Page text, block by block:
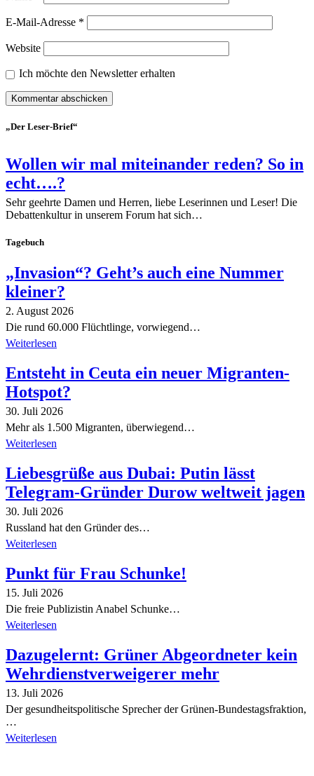
E-Mail-Adresse *
Website
Ich möchte den Newsletter erhalten
„Der Leser-Brief“
Wollen wir mal miteinander reden? So in
echt….?
Sehr geehrte Damen und Herren, liebe Leserinnen und Leser! Die
Debattenkultur in unserem Forum hat sich…
Tagebuch
„Invasion“? Geht’s auch eine Nummer
kleiner?
2. August 2026
Die rund 60.000 Flüchtlinge, vorwiegend…
Weiterlesen
Entsteht in Ceuta ein neuer Migranten-
Hotspot?
30. Juli 2026
Mehr als 1.500 Migranten, überwiegend…
Weiterlesen
Liebesgrüße aus Dubai: Putin lässt
Telegram-Gründer Durow weltweit jagen
30. Juli 2026
Russland hat den Gründer des…
Weiterlesen
Punkt für Frau Schunke!
15. Juli 2026
Die freie Publizistin Anabel Schunke…
Weiterlesen
Dazugelernt: Grüner Abgeordneter kein
Wehrdienstverweigerer mehr
13. Juli 2026
Der gesundheitspolitische Sprecher der Grünen-Bundestagsfraktion,
…
Weiterlesen